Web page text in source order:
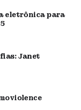
eletrônica para
Janet